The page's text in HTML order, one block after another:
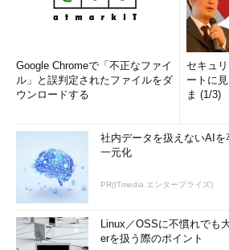
Google Chromeで「不正なファイ
ル」と誤判定されたファイルをダ
ウンロードする
セキュ
ートに
ま (1/3)
社内データを扱えないAI
一元化
PR(ITmedia エンタープライズ)
Linux／OSSに不慣れでも
erを扱う際のポイント